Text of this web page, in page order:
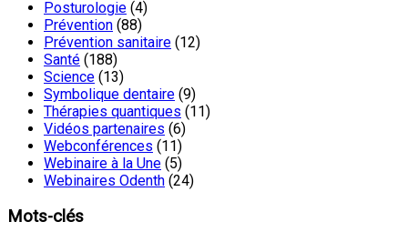
Posturologie (4)
Prévention (88)
Prévention sanitaire (12)
Santé (188)
Science (13)
Symbolique dentaire (9)
Thérapies quantiques (11)
Vidéos partenaires (6)
Webconférences (11)
Webinaire à la Une (5)
Webinaires Odenth (24)
Mots-clés